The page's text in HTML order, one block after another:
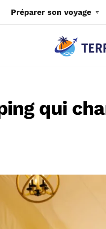
Préparer son voyage
qui